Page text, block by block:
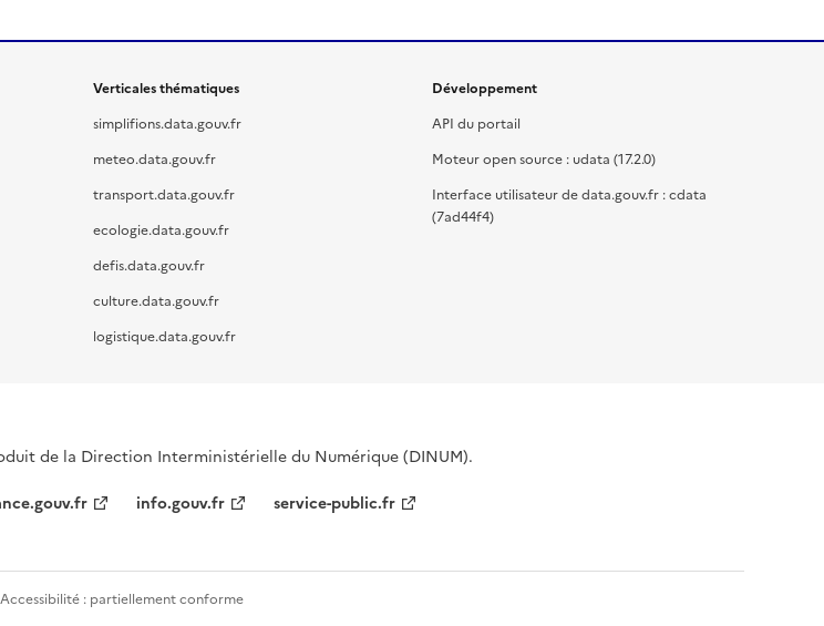
Verticales thématiques
simplifions.data.gouv.fr
meteo.data.gouv.fr
transport.data.gouv.fr
ecologie.data.gouv.fr
defis.data.gouv.fr
culture.data.gouv.fr
logistique.data.gouv.fr
Développement
API du portail
Moteur open source : udata (17.2.0)
Interface utilisateur de data.gouv.fr : cdata
(7ad44f4)
de la Direction Interministérielle du Numérique (DINUM).
info.gouv.fr service-public.fr
Accessibilité : partiellement conforme